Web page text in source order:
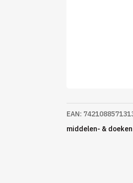
EAN:
middelen- & doeken